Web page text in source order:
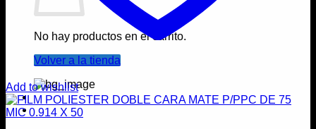
No hay productos en el carrito.
Volver a la tienda
Add to wishlist